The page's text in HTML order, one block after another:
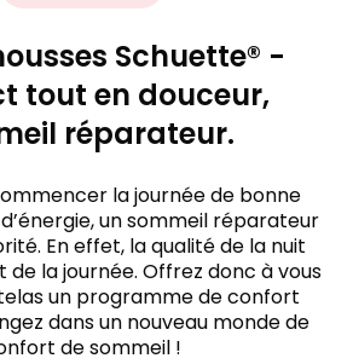
Schuette® -
tout en douceur,
réparateur.
la journée de bonne
un sommeil réparateur
En effet, la qualité de la nuit
de la journée. Offrez donc à vous
un programme de confort
dans un nouveau monde de
de sommeil !